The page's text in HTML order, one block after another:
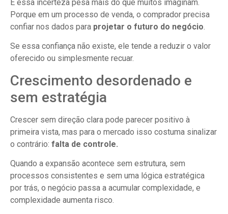
E essa incerteza pesa mais do que muitos imaginam.
Porque em um processo de venda, o comprador precisa
confiar nos dados para projetar o futuro do negócio
Se essa confiança não existe, ele tende a reduzir o valor
oferecido ou simplesmente recuar.
Crescimento desordenado e
sem estratégia
Crescer sem direção clara pode parecer positivo à
primeira vista, mas para o mercado isso costuma sinalizar
o contrário: falta de controle.
Quando a expansão acontece sem estrutura, sem
processos consistentes e sem uma lógica estratégica
por trás, o negócio passa a acumular complexidade, e
complexidade aumenta risco.